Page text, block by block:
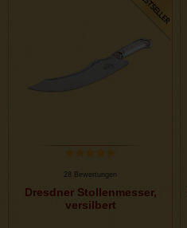
28 Bewertungen
Dresdner Stollenmesser,
versilbert